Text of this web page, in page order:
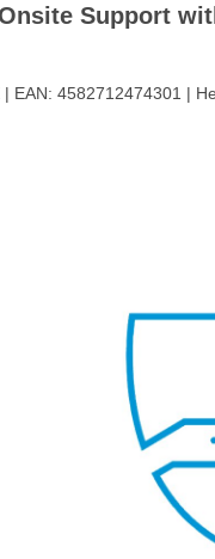
Support
| EAN: 4582712474301 |